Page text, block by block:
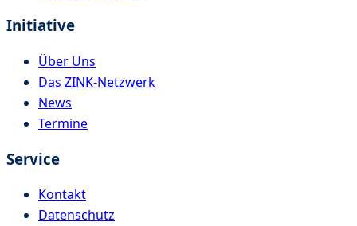
Initiative
Über Uns
Das ZINK-Netzwerk
News
Termine
Service
Kontakt
Datenschutz